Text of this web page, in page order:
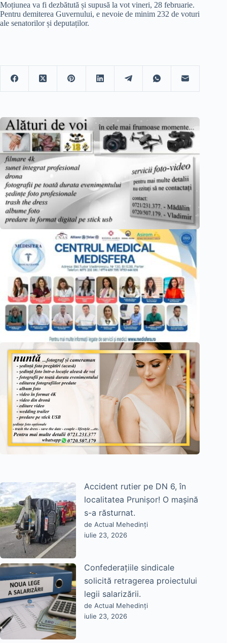
Moțiunea va fi dezbătută și supusă la vot vineri, 28 februarie.
Pentru demiterea Guvernului, e nevoie de minim 232 de voturi
ale senatorilor și deputaților.
Accident rutier pe DN 6, în
localitatea Prunișor! O mașină
s-a răsturnat.
de Actual Mehedinți
iulie 23, 2026
Confederațiile sindicale
solicită retragerea proiectului
legii salarizării.
de Actual Mehedinți
iulie 23, 2026